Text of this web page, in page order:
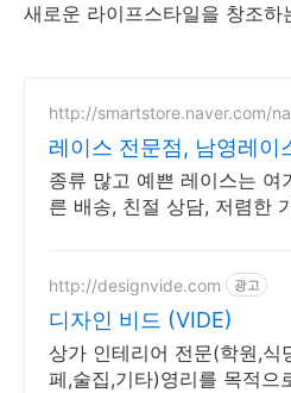
새로운 라이프스타일을 창조하
http://smartstore.naver.com/
레이스 전문점, 남영레이
일 신상 레이스 업데이트!
종류 많고 예쁜 레이스는 여
른 배송, 친절 상담, 저렴한
http://designvide.com 광고
디자인 비드 (VIDE)
상가 인테리어 전문(학원,식
페,술집,기타)영리를 목적으